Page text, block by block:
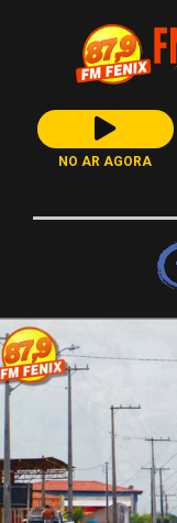
NO AR AGORA